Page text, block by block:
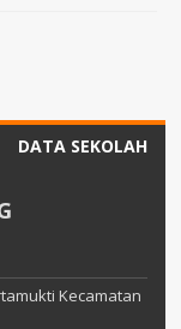
DATA SEKOLAH
Kecamatan